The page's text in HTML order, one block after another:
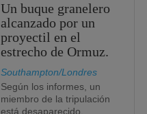
Un buque granelero
alcanzado por un
proyectil en el
estrecho de Ormuz.
Southampton/Londres
Según los informes, un
miembro de la tripulación
está desaparecido.